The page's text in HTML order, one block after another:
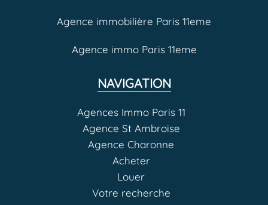
Agence immobilière Paris 11eme
Agence immo Paris 11eme
NAVIGATION
Agences Immo Paris 11
Agence St Ambroise
Agence Charonne
Acheter
Louer
Votre recherche